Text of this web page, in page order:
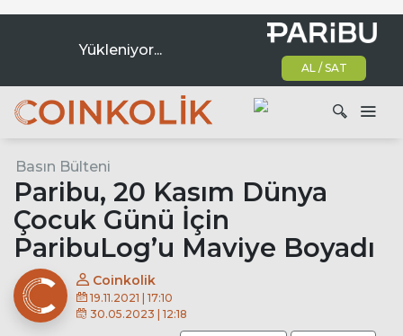
Yükleniyor...
AL / SAT
Ana dolaşım
Ara
Basın Bülteni
Paribu, 20 Kasım Dünya
Çocuk Günü İçin
ParibuLog’u Maviye Boyadı
Coinkolik
19.11.2021 | 17:10
30.05.2023 | 12:18